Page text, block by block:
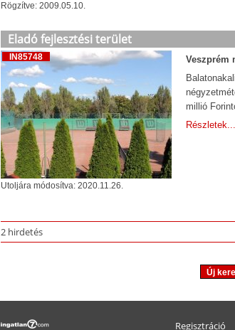
Rögzítve: 2009.05.10.
Eladó fejlesztési terület
IN85748
Utoljára módosítva: 2020.11.26.
Veszprém
millió
Részletek...
2 hirdetés
Regisztráció